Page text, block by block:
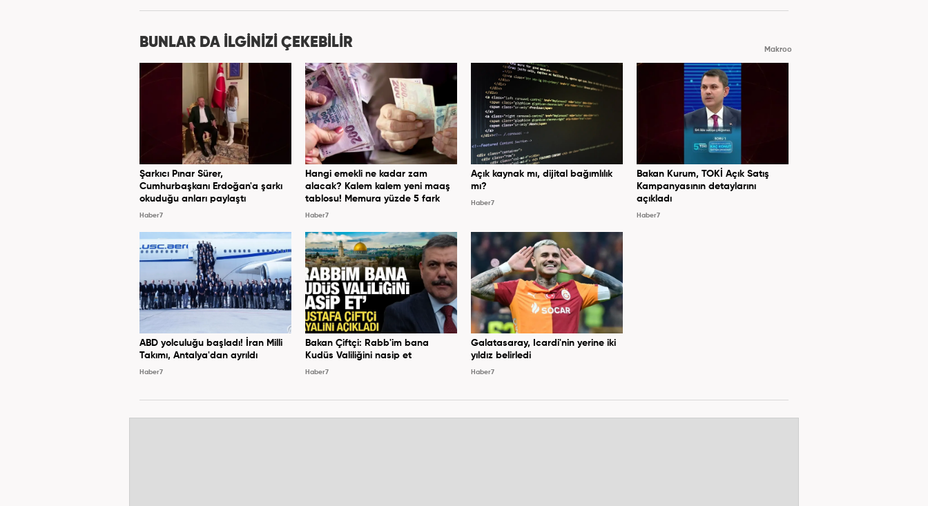
pozisyonlarında çalıştı. Kariyerine Mart 2026'dan beri Haber7.com'da spor editörü
BUNLAR DA İLGİNİZİ ÇEKEBİLİR Makroo
Şarkıcı Pınar Sürer,
Cumhurbaşkanı Erdoğan'a şarkı
okuduğu anları paylaştı
Haber7
Hangi emekli ne kadar zam
alacak? Kalem kalem yeni maaş
tablosu! Memura yüzde 5 fark
Haber7
Açık kaynak mı, dijital bağımlılık
mı?
Haber7
Bakan Kurum, TOKİ Açık Satış
Kampanyasının detaylarını
açıkladı
Haber7
ABD yolculuğu başladı! İran Milli
Takımı, Antalya'dan ayrıldı
Haber7
Bakan Çiftçi: Rabb'im bana
Kudüs Valiliğini nasip et
Haber7
Galatasaray, Icardi'nin yerine iki
yıldız belirledi
Haber7